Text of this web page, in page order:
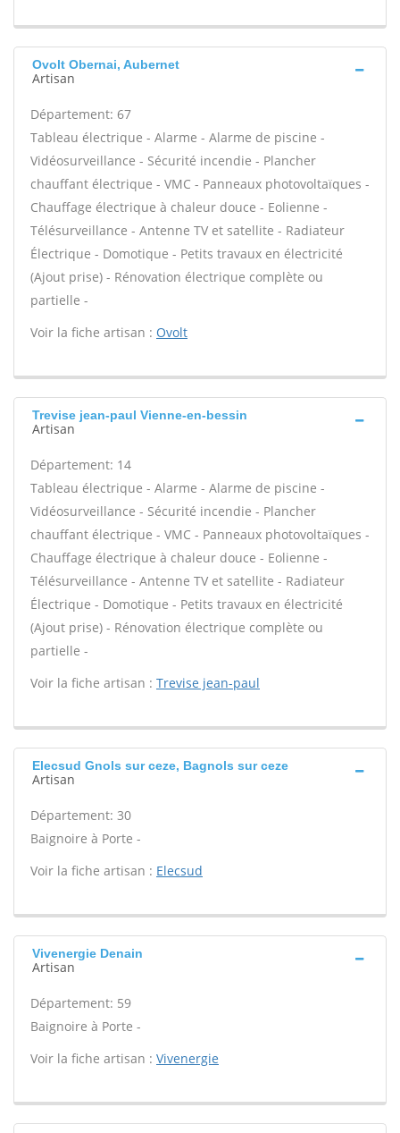
Ovolt Obernai, Aubernet
Artisan
Département: 67
Tableau électrique - Alarme - Alarme de piscine -
Vidéosurveillance - Sécurité incendie - Plancher
chauffant électrique - VMC - Panneaux photovoltaïques -
Chauffage électrique à chaleur douce - Eolienne -
Télésurveillance - Antenne TV et satellite - Radiateur
Électrique - Domotique - Petits travaux en électricité
(Ajout prise) - Rénovation électrique complète ou
partielle -
Voir la fiche artisan : Ovolt
Trevise jean-paul Vienne-en-bessin
Artisan
Département: 14
Tableau électrique - Alarme - Alarme de piscine -
Vidéosurveillance - Sécurité incendie - Plancher
chauffant électrique - VMC - Panneaux photovoltaïques -
Chauffage électrique à chaleur douce - Eolienne -
Télésurveillance - Antenne TV et satellite - Radiateur
Électrique - Domotique - Petits travaux en électricité
(Ajout prise) - Rénovation électrique complète ou
partielle -
Voir la fiche artisan : Trevise jean-paul
Elecsud Gnols sur ceze, Bagnols sur ceze
Artisan
Département: 30
Baignoire à Porte -
Voir la fiche artisan : Elecsud
Vivenergie Denain
Artisan
Département: 59
Baignoire à Porte -
Voir la fiche artisan : Vivenergie